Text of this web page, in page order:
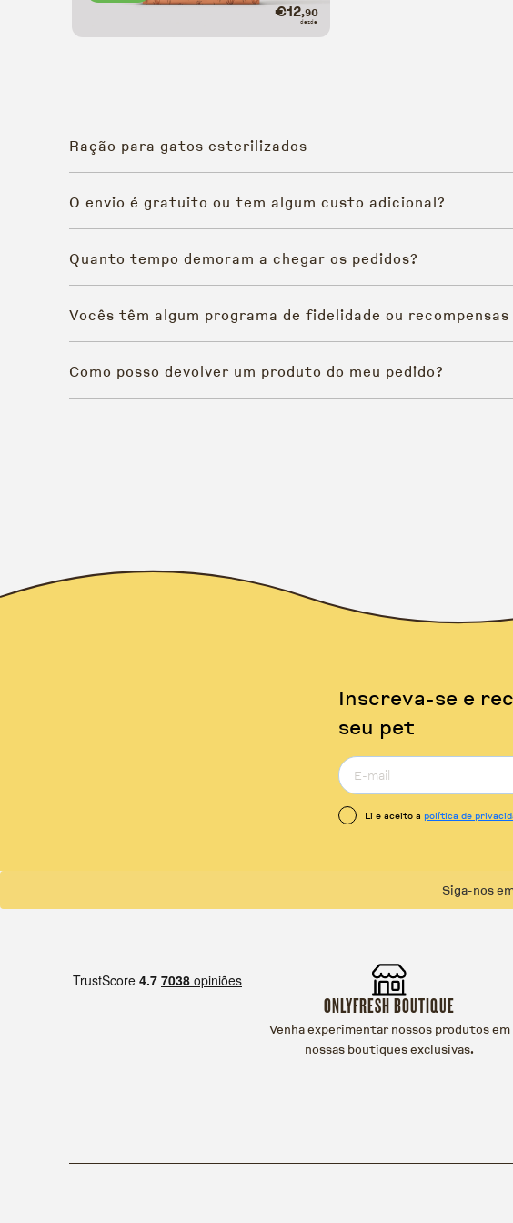
desde
€12,90
Ração para gatos esterilizados
O envio é gratuito ou tem algum custo adicional?
Quanto tempo demoram a chegar os pedidos?
Vocês têm algum programa de fidelidade ou
Como posso devolver um produto do meu pedido?
Inscreva-se e
seu pet
Li e aceito a política de
Siga-nos
ONLYFRESH BOUTIQUE
Venha experimentar nossos produtos em
nossas boutiques exclusivas.